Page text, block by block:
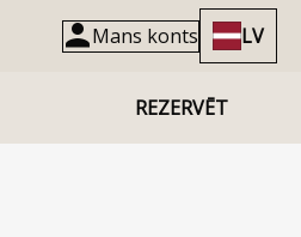
Mans konts LV
REZERVĒT